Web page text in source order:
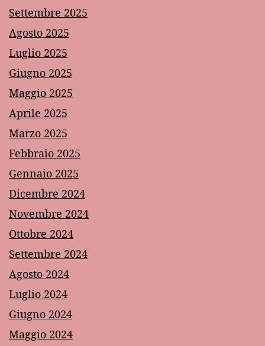
Settembre 2025
Agosto 2025
Luglio 2025
Giugno 2025
Maggio 2025
Aprile 2025
Marzo 2025
Febbraio 2025
Gennaio 2025
Dicembre 2024
Novembre 2024
Ottobre 2024
Settembre 2024
Agosto 2024
Luglio 2024
Giugno 2024
Maggio 2024